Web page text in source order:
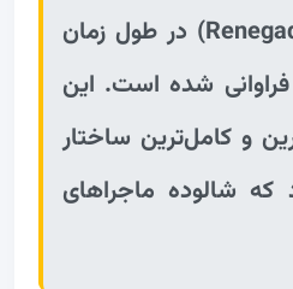
مرتد (Renegade Immortal) در طول زمان
شده است. این
و کامل‌ترین ساختار
که شالوده ماجراهای